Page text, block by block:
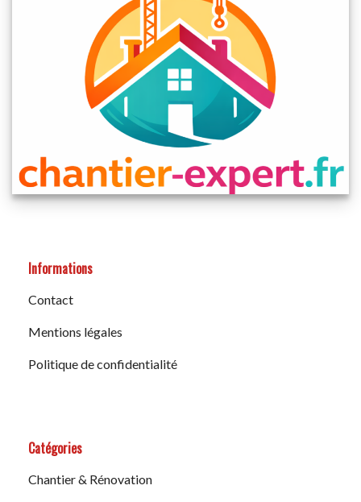
Informations
Contact
Mentions légales
Politique de confidentialité
Catégories
Chantier & Rénovation